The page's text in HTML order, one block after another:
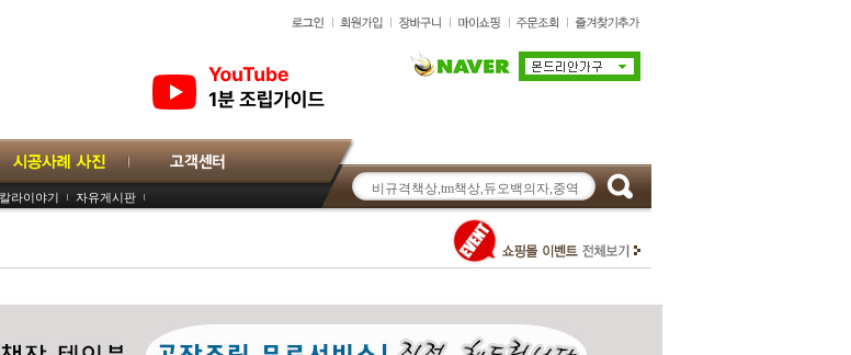
칼라이야기 자유게시판